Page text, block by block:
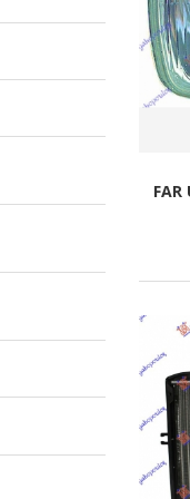
FAR